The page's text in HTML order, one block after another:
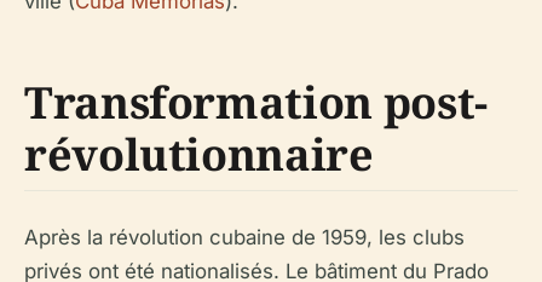
Transformation post-
révolutionnaire
Après la révolution cubaine de 1959, les clubs
privés ont été nationalisés. Le bâtiment du Prado